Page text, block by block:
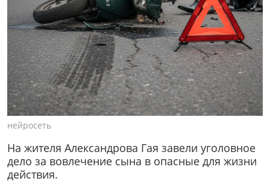
нейросеть
На жителя Александрова Гая завели уголовное
дело за вовлечение сына в опасные для жизни
действия.